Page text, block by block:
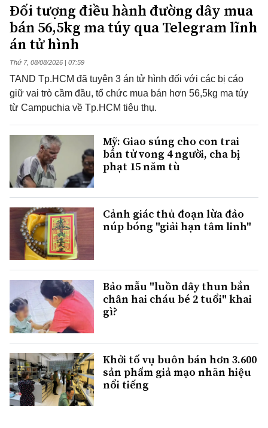
Đối tượng điều hành đường dây mua
bán 56,5kg ma túy qua Telegram lĩnh
án tử hình
Thứ 7, 08/08/2026 | 07:59
TAND Tp.HCM đã tuyên 3 án tử hình đối với các bị cáo
giữ vai trò cầm đầu, tổ chức mua bán hơn 56,5kg ma túy
từ Campuchia về Tp.HCM tiêu thụ.
Mỹ: Giao súng cho con trai
bắn tử vong 4 người, cha bị
phạt 15 năm tù
Cảnh giác thủ đoạn lừa đảo
núp bóng "giải hạn tâm linh"
Bảo mẫu "luồn dây thun bắn
chân hai cháu bé 2 tuổi" khai
gì?
Khởi tố vụ buôn bán hơn 3.600
sản phẩm giả mạo nhãn hiệu
nổi tiếng